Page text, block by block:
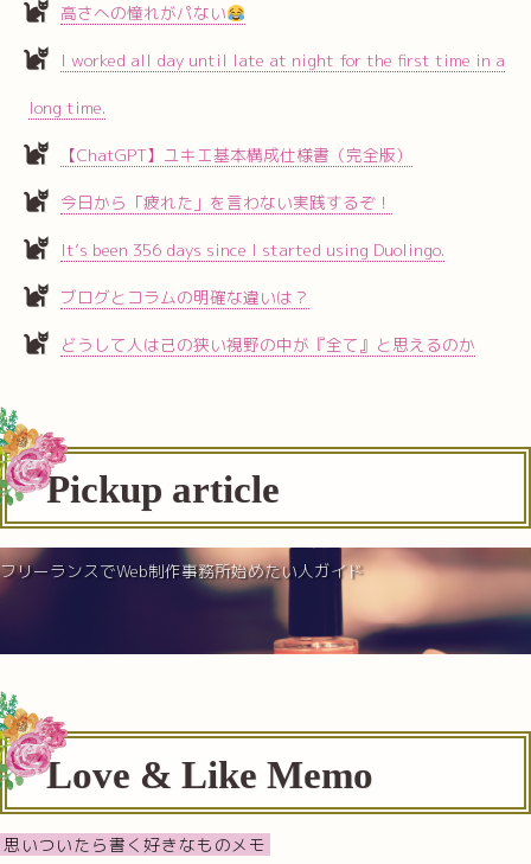
高さへの憧れがパない
I worked all day until late at night for the first time in a
long time.
【ChatGPT】ユキエ基本構成仕様書（完全版）
今日から「疲れた」を言わない実践するぞ！
It’s been 356 days since I started using Duolingo.
ブログとコラムの明確な違いは？
どうして人は己の狭い視野の中が『全て』と思えるのか
Pickup article
フリーランスでWeb制作事務所始めたい人ガイド
Love & Like Memo
思いついたら書く好きなものメモ